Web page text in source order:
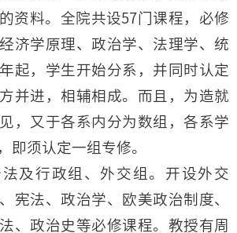
资料。全院共设57门课程，必修
济学原理、政治学、法理学、统
起，学生开始分系，并同时认定
并进，相辅相成。而且，为造就
，又于各系内分为数组，各系学
即须认定一组专修。
及行政组、外交组。开设外交
宪法、政治学、欧美政治制度、
、政治史等必修课程。教授有周